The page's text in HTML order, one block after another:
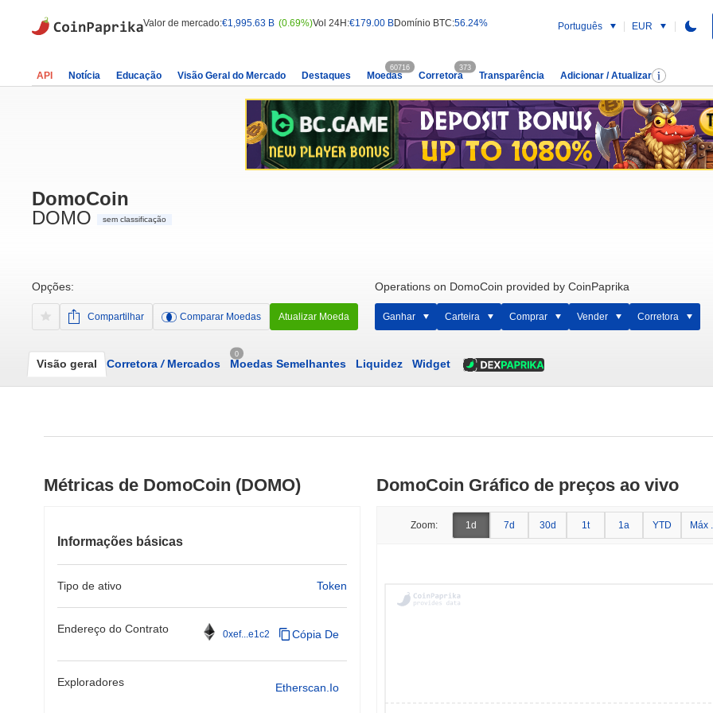
Valor de mercado:€1,995.63 B (0.69%)Vol 24H:€179.00 BDomínio BTC:56.24% Português EUR
API Notícia Educação Visão Geral do Mercado Destaques Moedas
60716
Corretora
373
Transparência Adicionar / Atualizar
DomoCoin
DOMO
sem classificação
Opções:
Compartilhar Comparar Moedas Atualizar Moeda
Operations on DomoCoin provided by CoinPaprika
Ganhar Carteira Comprar Vender Corretora
Visão geral Corretora /Mercados
0
Moedas Semelhantes Liquidez Widget
Métricas de DomoCoin (DOMO)
Informações básicas
Tipo de ativo Token
Endereço do Contrato 0xef...e1c2 Cópia De
Exploradores Etherscan.io
DomoCoin Gráfico de preços ao vivo
Zoom: 1d 7d 30d 1t 1a YTD Máx .